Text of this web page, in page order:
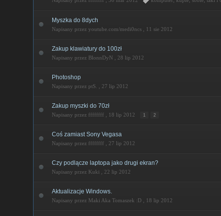
Myszka do 8dych
Napisany przez youtube.com/medi0ncs , 11 sie 2012
Zakup klawiatury do 100zł
Napisany przez BlonnDyN , 28 lip 2012
Photoshop
Napisany przez ptS. , 27 lip 2012
Zakup myszki do 70zł
Napisany przez ffffffff , 18 lip 2012 1 2
Coś zamiast Sony Vegasa
Napisany przez ffffffff , 27 lip 2012
Czy podlącze laptopa jako drugi ekran?
Napisany przez Kuki , 22 lip 2012
Aktualizacje Windows.
Napisany przez Maki Aka Tomaszek :D , 18 lip 2012